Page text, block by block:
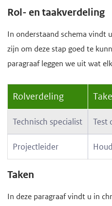
Rol- en taakverdeling
In onderstaand schema vindt
zijn om deze stap goed te
paragraaf leggen we uit wat
Rolverdeling
Technisch specialist Test
Projectleider
Taken
In deze paragraaf vindt u in